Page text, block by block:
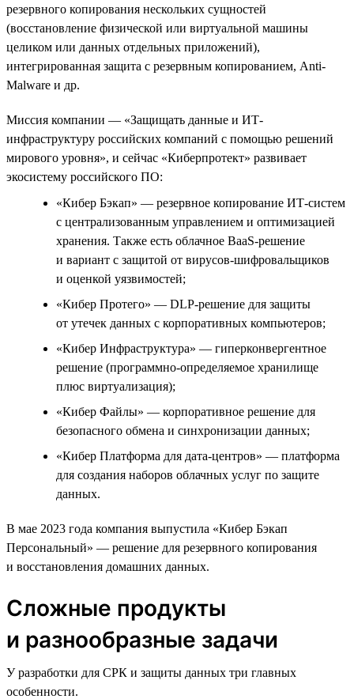
резервного копирования нескольких сущностей
(восстановление физической или виртуальной машины
целиком или данных отдельных приложений),
интегрированная защита с резервным копированием, Anti-
Malware и др.
Миссия компании — «Защищать данные и ИТ-
инфраструктуру российских компаний с помощью решений
мирового уровня», и сейчас «Киберпротект» развивает
экосистему российского ПО:
«Кибер Бэкап» — резервное копирование ИТ-систем
с централизованным управлением и оптимизацией
хранения. Также есть облачное BaaS-решение
и вариант с защитой от вирусов-шифровальщиков
и оценкой уязвимостей;
«Кибер Протего» — DLP-решение для защиты
от утечек данных с корпоративных компьютеров;
«Кибер Инфраструктура» — гиперконвергентное
решение (программно-определяемое хранилище
плюс виртуализация);
«Кибер Файлы» — корпоративное решение для
безопасного обмена и синхронизации данных;
«Кибер Платформа для дата-центров» — платформа
для создания наборов облачных услуг по защите
данных.
В мае 2023 года компания выпустила «Кибер Бэкап
Персональный» — решение для резервного копирования
и восстановления домашних данных.
Сложные продукты
и разнообразные задачи
У разработки для СРК и защиты данных три главных
особенности.